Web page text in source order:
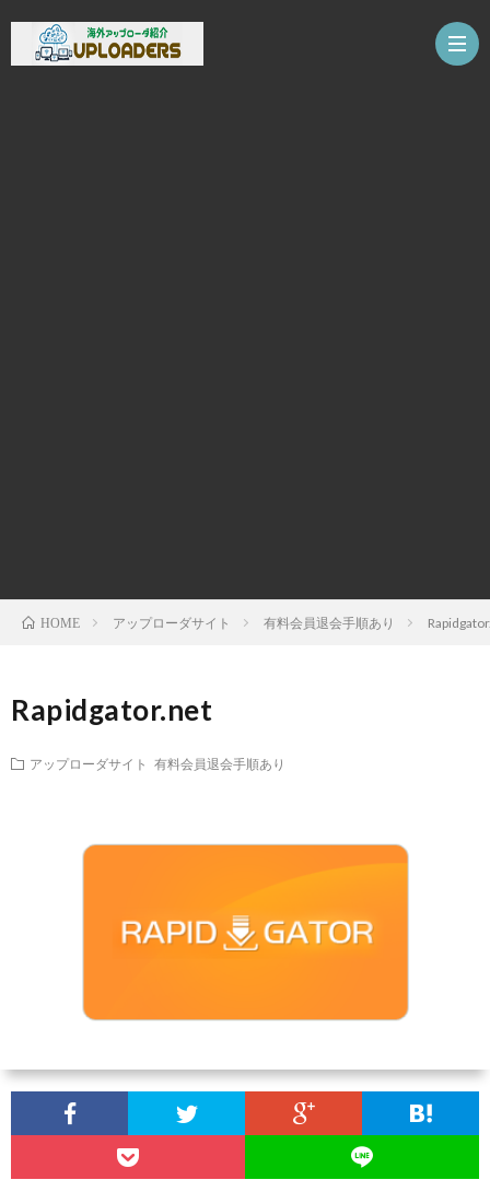
は
HOME アップローダサイト 有料会員退会手順あり
Rapidgator.net
アップローダサイト 有料会員退会手順あり